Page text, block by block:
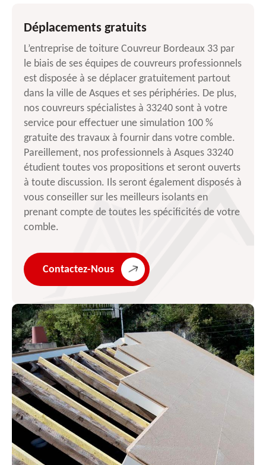
Déplacements gratuits
L’entreprise de toiture Couvreur Bordeaux 33 par
le biais de ses équipes de couvreurs professionnels
est disposée à se déplacer gratuitement partout
dans la ville de Asques et ses périphéries. De plus,
nos couvreurs spécialistes à 33240 sont à votre
service pour effectuer une simulation 100 %
gratuite des travaux à fournir dans votre comble.
Pareillement, nos professionnels à Asques 33240
étudient toutes vos propositions et seront ouverts
à toute discussion. Ils seront également disposés à
vous conseiller sur les meilleurs isolants en
prenant compte de toutes les spécificités de votre
comble.
Contactez-Nous